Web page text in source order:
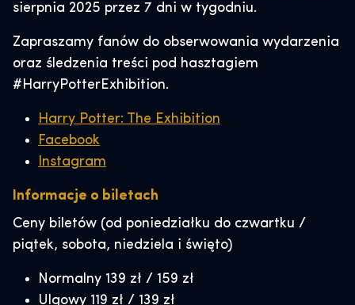
sierpnia 2025 przez 7 dni w tygodniu.
Zapraszamy fanów do obserwowania wydarzenia
oraz śledzenia treści pod hasztagiem
#HarryPotterExhibition.
Harry Potter: The Exhibition
Facebook
Instagram
Informacje o biletach
Ceny biletów (od poniedziałku do czwartku /
piątek, sobota, niedziela i święto)
Normalny 139 zł / 159 zł
Ulgowy 119 zł / 139 zł